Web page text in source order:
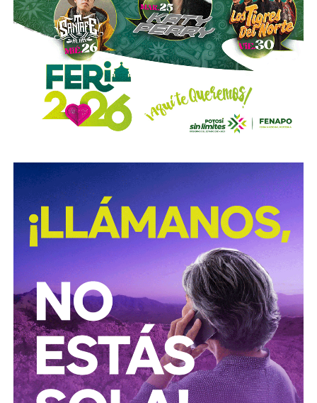
y no colocaron la señal hasta que ya estaba listo el muro
de los tormentos.
Sigue existiendo tardanza por parte de estas mismas
autoridades pararepintar o rescatar las señales que
no solo ahí, sino en toda la ciudad, están mal pintadas,
opacas, mal colocadas o tapadas por árboles
compartieron videos, que criticaron al
conductores hacia peatones
(como si eso no fuera pan
de cada día), ¿por qué no acompañaron sus post con un
“circule con cuidado”, “cumpla con lo establecido”,
“respete al peatón”?
A mis colegas de los medios: falta para el 2027, no
empecemos desde ya a
querer caerle mejor al que
todavía no saben si va a seguir en el poder, hagamos
periodismo útil, no crítica en busca de likes.
Conductores:respeten al peatón.Peatones:no usen el
móvil mientras cruzan las calles, ni intenten ganarle al
semáforo.Ciclistas:
hay solo 3 ciclovías, pero usémoslas
correctamente.